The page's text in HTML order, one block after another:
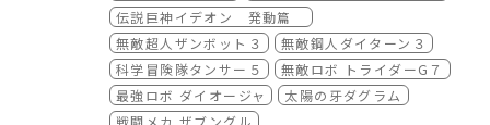
定しています。
いま行っている第1回目は『サンライズ黎明期
を支えた15作品』をテーマに開催しています。
●【その①】描き下ろしミニ色紙プレゼント
開催されるテーマごとに、テーマに沿ったミニ
色紙をお渡しします。
『サンライズ黎明期を支えた15作品』では「伝
サンライズワールドTOKYO開催中のみの貴重
な8つのミニ色紙を集めてみてください！
伝説巨神イデオン 発動篇
無敵超人ザンボット３
無敵鋼人ダイターン３
科学冒険隊タンサー５
無敵ロボ トライダーG７
最強ロボ ダイオージャ
太陽の牙ダグラム
戦闘メカ ザブングル